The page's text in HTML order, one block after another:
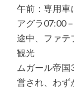
午前：専用車
アグラ07:00
途中、ファテ
観光
ムガール帝
営され、わず